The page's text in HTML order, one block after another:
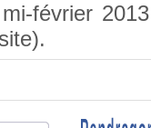
février